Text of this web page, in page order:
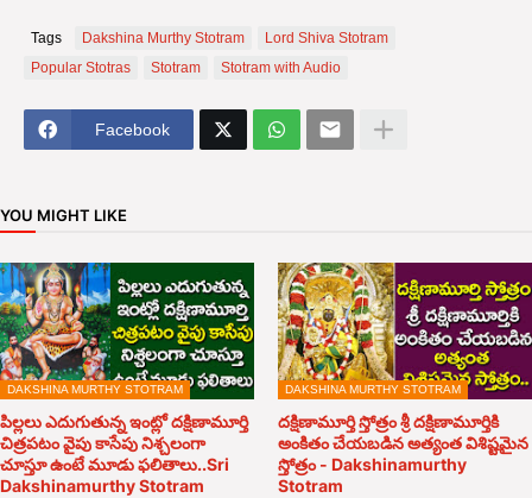
Tags Dakshina Murthy Stotram
Lord Shiva Stotram
Popular Stotras
Stotram Stotram with Audio
Facebook
YOU MIGHT LIKE
DAKSHINA MURTHY STOTRAM
పిల్లలు ఎదుగుతున్న ఇంట్లో దక్షిణామూర్తి
చిత్రపటం వైపు కాసేపు నిశ్చలంగా
చూస్తూ ఉంటే మూడు ఫలితాలు..Sri
Dakshinamurthy Stotram
DAKSHINA MURTHY STOTRAM
దక్షిణామూర్తి స్తోత్రం శ్రీ దక్షిణామూర్తికి
అంకితం చేయబడిన అత్యంత విశిష్టమైన
స్తోత్రం - Dakshinamurthy
Stotram